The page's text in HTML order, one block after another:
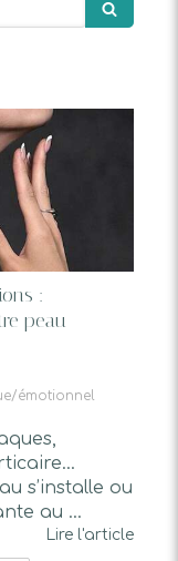
:
peau
émotionnel
s’installe ou
au ...
Lire l'article